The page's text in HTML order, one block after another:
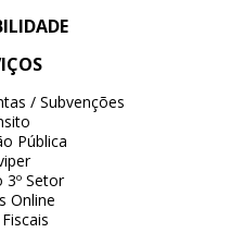
/ Subvenções
Pública
3º Setor
Online